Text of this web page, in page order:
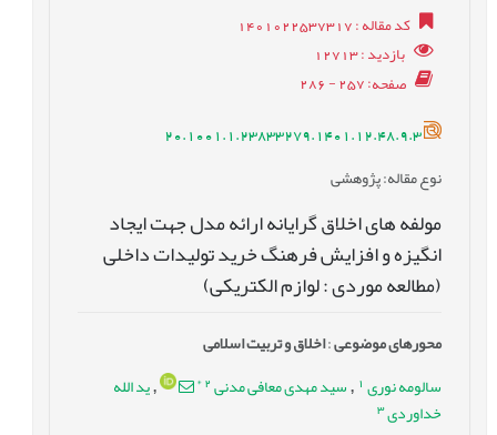
کد مقاله: 1401022537317
بازدید: 12713
صفحه: 257 - 286
20.1001.1.23833279.1401.12.48.9.3
نوع مقاله: پژوهشی
مولفه های اخلاق گرایانه ارائه مدل جهت ایجاد
انگیزه و افزایش فرهنگ خرید تولیدات داخلی
(مطالعه موردی : لوازم الکتریکی)
محورهای موضوعی:اخلاق و تربیت اسلامی
سالومه نوری , سید مهدی معافی مدنی 2
*
,ید الله
خداوردی 3